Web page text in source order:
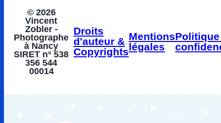
© 2026
Vincent
Zobler -
Photographe
à Nancy
SIRET n° 538
356 544
00014
Droits
d'auteur &
Copyrights
Mentions
légales